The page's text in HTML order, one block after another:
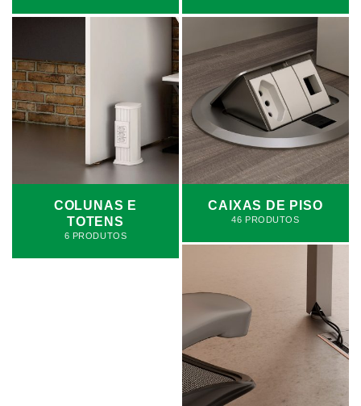
COLUNAS E
TOTENS
6 PRODUTOS
CAIXAS DE PISO
46 PRODUTOS